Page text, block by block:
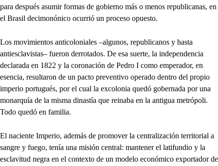
para después asumir formas de gobierno más o menos republicanas, en
el Brasil decimonónico ocurrió un proceso opuesto.
Los movimientos anticoloniales –algunos, republicanos y hasta
antiesclavistas– fueron derrotados. De esa suerte, la independencia
declarada en 1822 y la coronación de Pedro I como emperador, en
esencia, resultaron de un pacto preventivo operado dentro del propio
imperio portugués, por el cual la excolonia quedó gobernada por una
monarquía de la misma dinastía que reinaba en la antigua metrópoli.
Todo quedó en familia.
El naciente Imperio, además de promover la centralización territorial a
sangre y fuego, tenía una misión central: mantener el latifundio y la
esclavitud negra en el contexto de un modelo económico exportador de